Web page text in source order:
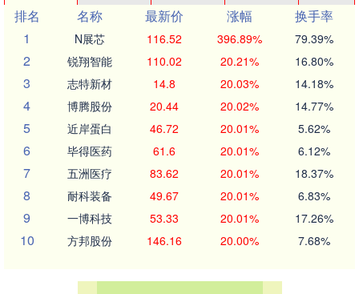
排名
名称 最新价 涨幅
换手率
1
N展芯 116.52 396.89% 79.39%
2 锐翔智能 110.02 20.21% 16.80%
3 志特新材 14.8 20.03% 14.18%
4 博腾股份 20.44 20.02% 14.77%
5 近岸蛋白 46.72 20.01% 5.62%
6 毕得医药 61.6 20.01% 6.12%
7 五洲医疗 83.62 20.01% 18.37%
8 耐科装备 49.67 20.01% 6.83%
9 一博科技 53.33 20.01% 17.26%
10 方邦股份 146.16 20.00% 7.68%